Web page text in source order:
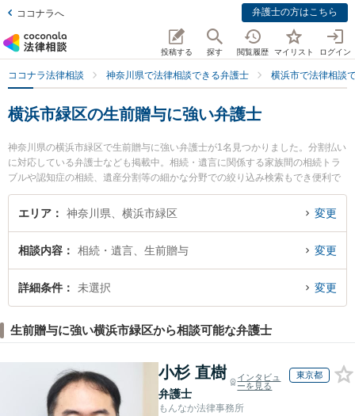
ココナラへ 弁護士の方はこちら
投稿する 探す 閲覧履歴 マイリスト ログイン
ココナラ法律相談 神奈川県で法律相談できる弁護士 横浜市で法律相談
横浜市緑区の生前贈与に強い弁護士
神奈川県の横浜市緑区で生前贈与に強い弁護士が1名見つかりました。分割払い
に対応している弁護士なども掲載中。相続・遺言に関係する家族間の相続トラ
ブルや認知症の相続、遺産分割等の細かな分野での絞り込み検索もでき便利で
す。特に中山総合法律事務所の長谷川 篤司弁護士のプロフィール情報や弁護士
費用、強みなどが注目されています。『横浜市緑区で土日や夜間に発生した生
談できる横浜市緑区内の弁護士に相談予約したい』などでお困りの相談者さん
におすすめです。
エリア 神奈川県、横浜市緑区 変更
相談内容 相続・遺言、生前贈与 変更
詳細条件 未選択 変更
生前贈与に強い横浜市緑区から相談可能な弁護士
小杉 直樹
弁護士
インタビュ
ーを見る
東京都
もんなか法律事務所